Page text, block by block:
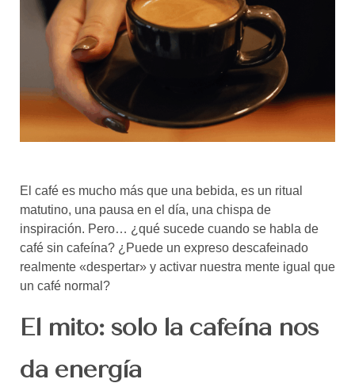
por el café?
CONTACTO
de ti!
El café es mucho más que una bebida, es un ritual
matutino, una pausa en el día, una chispa de
inspiración. Pero… ¿qué sucede cuando se habla de
café sin cafeína? ¿Puede un expreso descafeinado
realmente «despertar» y activar nuestra mente igual que
un café normal?
El mito: solo la cafeína nos
da energía